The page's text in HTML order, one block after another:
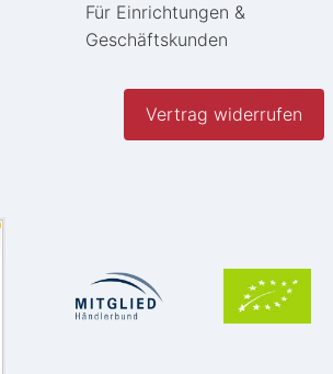
Für Einrichtungen &
Geschäftskunden
Vertrag widerrufen